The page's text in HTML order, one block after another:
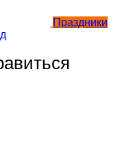
Праздники